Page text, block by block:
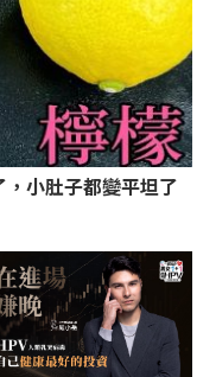
小肚子都變平坦了